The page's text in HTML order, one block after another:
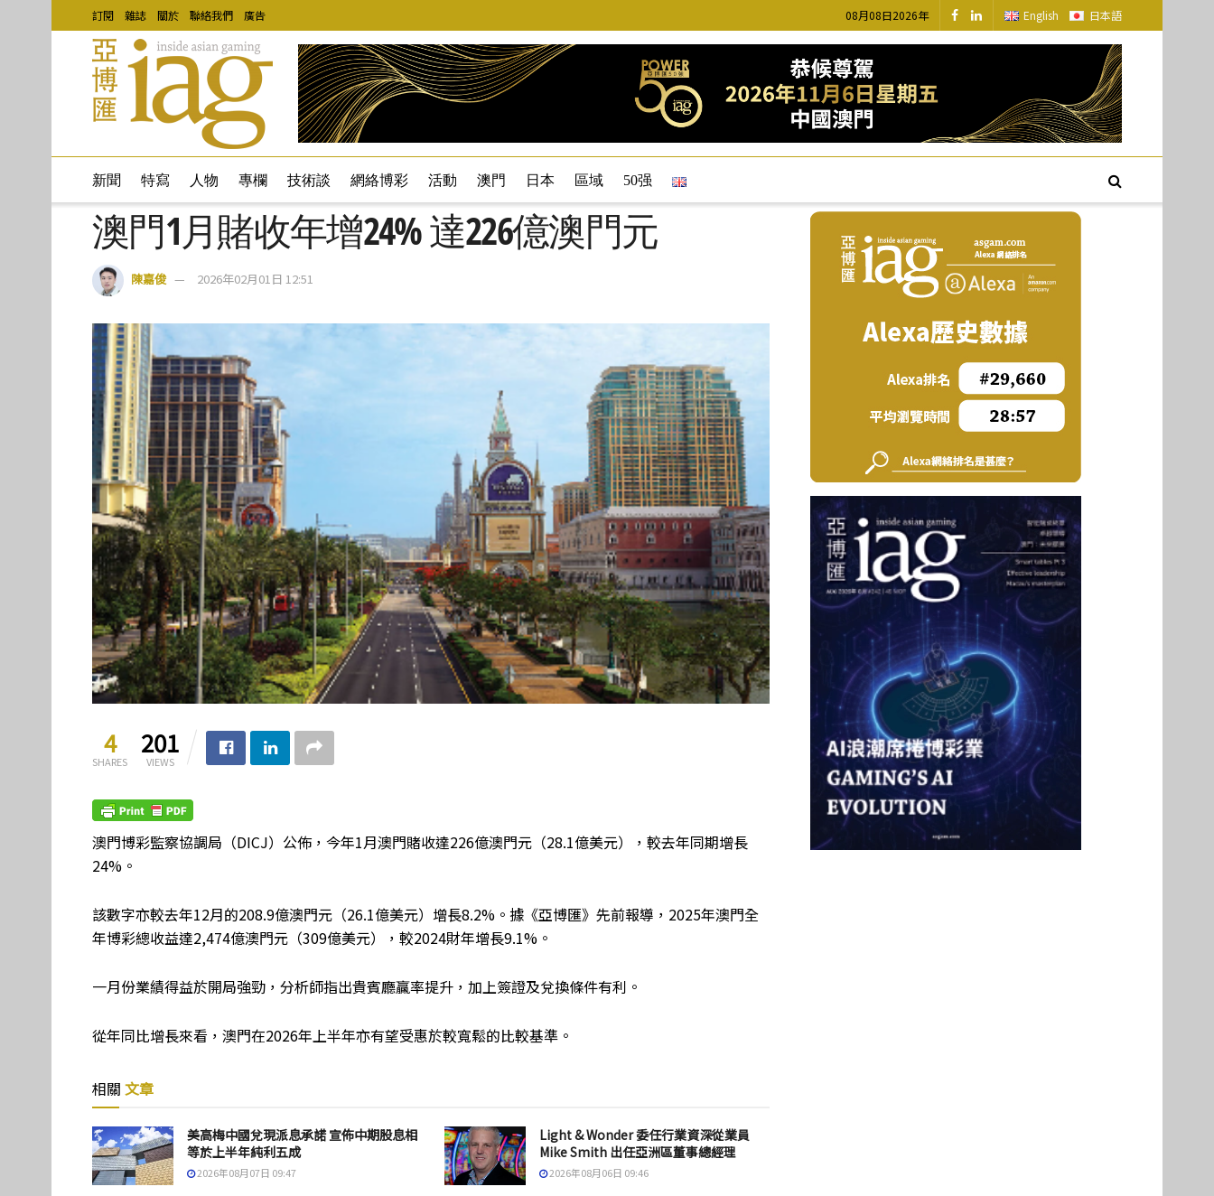
訂閱 雜誌 關於 聯絡我們 廣告 08月08日2026年 English 日本語
新聞 特寫 人物 專欄 技術談 網絡博彩 活動 澳門 日本 區域 50强
澳門1月賭收年增24% 達226億澳門元
陳嘉俊 2026年02月01日 12:51
4
SHARES
201
VIEWS
澳門博彩監察協調局（DICJ）公佈，今年1月澳門賭收達226億澳門元（28.1億美元），較去年同期增長
24%。
該數字亦較去年12月的208.9億澳門元（26.1億美元）增長8.2%。據《亞博匯》先前報導，2025年澳門全
年博彩總收益達2,474億澳門元（309億美元），較2024財年增長9.1%。
一月份業績得益於開局強勁，分析師指出貴賓廳贏率提升，加上簽證及兌換條件有利。
從年同比增長來看，澳門在2026年上半年亦有望受惠於較寬鬆的比較基準。
相關 文章
美高梅中國兌現派息承諾 宣佈中期股息相
等於上半年純利五成
2026年08月07日 09:47
Light & Wonder 委任行業資深從業員
Mike Smith 出任亞洲區董事總經理
2026年08月06日 09:46